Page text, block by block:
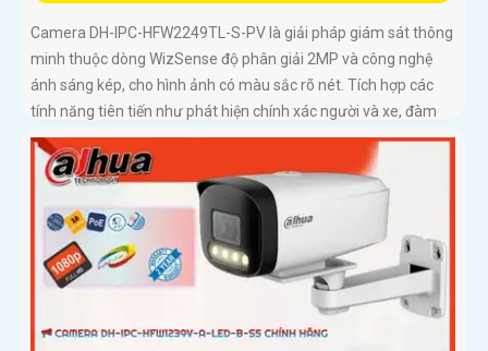
Camera DH-IPC-HFW2249TL-S-PV là giải pháp giám sát thông
minh thuộc dòng WizSense độ phân giải 2MP và công nghệ
ánh sáng kép, cho hình ảnh có màu sắc rõ nét. Tích hợp các
tính năng tiên tiến như phát hiện chính xác người và xe, đàm
thoại hai chiều, hỗ trợ thẻ nhớ lên đến 256GB và tầm nhìn hồng
ngoại 30m, camera giúp nâng cao hiệu quả an ninh một cách
toàn diện chuẩn IP67 lắp ngoài trời